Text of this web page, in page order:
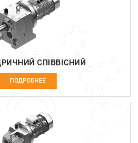
СПІВВІСНИЙ
ПОДРОБНЕЕ